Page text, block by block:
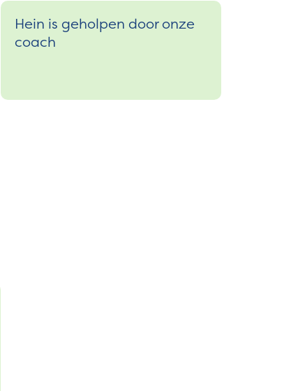
Hein is geholpen door onze
coach